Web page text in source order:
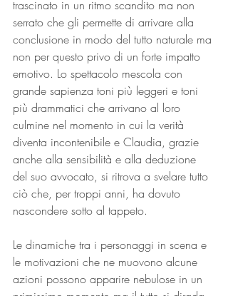
trascinato in un ritmo scandito ma non
serrato che gli permette di arrivare alla
conclusione in modo del tutto naturale ma
non per questo privo di un forte impatto
emotivo. Lo spettacolo mescola con
grande sapienza toni più leggeri e toni
più drammatici che arrivano al loro
culmine nel momento in cui la verità
diventa incontenibile e Claudia, grazie
anche alla sensibilità e alla deduzione
del suo avvocato, si ritrova a svelare tutto
ciò che, per troppi anni, ha dovuto
nascondere sotto al tappeto.
Le dinamiche tra i personaggi in scena e
le motivazioni che ne muovono alcune
azioni possono apparire nebulose in un